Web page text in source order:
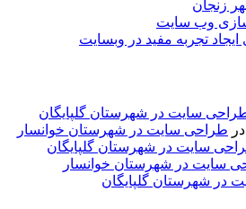
زنجان
وب سایت
سایت در شهرستان گلپایگان
در طراحی سایت در شهرستان خوانسار
سایت در شهرستان گلپایگان
سایت در شهرستان خوانسار
در شهرستان گلپایگان